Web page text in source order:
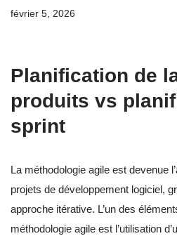
février 5, 2026
Planification de
produits vs
sprint
La méthodologie agile est devenue
projets de développement logiciel,
approche itérative. L’un des
méthodologie agile est l’utilisation